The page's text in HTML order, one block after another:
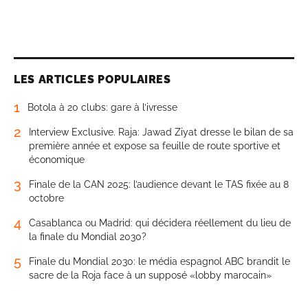
LES ARTICLES POPULAIRES
1 Botola à 20 clubs: gare à l’ivresse
2
Interview Exclusive. Raja: Jawad Ziyat dresse le bilan de sa
première année et expose sa feuille de route sportive et
économique
3
Finale de la CAN 2025: l’audience devant le TAS fixée au 8
octobre
4
Casablanca ou Madrid: qui décidera réellement du lieu de
la finale du Mondial 2030?
5
Finale du Mondial 2030: le média espagnol ABC brandit le
sacre de la Roja face à un supposé «lobby marocain»